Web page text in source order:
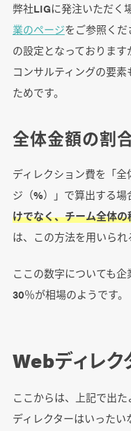
弊社LIGに発注いただく
業のページをご参照く
の設定となっておりま
コンサルティングの要
ためです。
全体金額の割
ディレクション費を「
ジ（%）」で算出する場
けでなく、チーム全体
は、この方法を用いられ
ここの数字についても
30％が相場のようです。
Webディレ
ここからは、上記で出
ディレクターはいった